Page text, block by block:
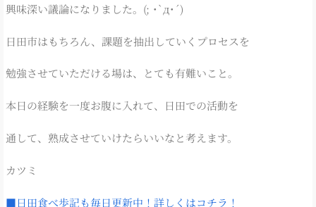
興味深い議論になりました。(; ･`д･´)
日田市はもちろん、課題を抽出していくプロセスを
勉強させていただける場は、とても有難いこと。
本日の経験を一度お腹に入れて、日田での活動を
通して、熟成させていけたらいいなと考えます。
カツミ
■日田食べ歩記も毎日更新中！詳しくはコチラ！